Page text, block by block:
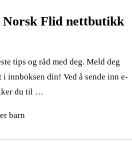
Norsk Flid nettbutikk
tips og råd med deg. Meld deg
innboksen din! Ved å sende inn e-
du til …
barn